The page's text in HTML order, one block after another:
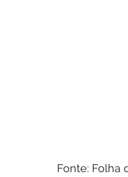
Fonte: Folha